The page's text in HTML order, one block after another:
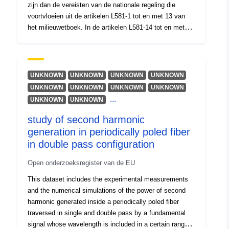
zijn dan de vereisten van de nationale regeling die
voortvloeien uit de artikelen L581-1 tot en met 13 van
het milieuwetboek. In de artikelen L581-14 tot en met
artikel R153-53 11° moet de omtrek van de RLP’s bij het
planningsdocument worden gevoegd.
UNKNOWN UNKNOWN UNKNOWN
UNKNOWN
UNKNOWN
UNKNOWN UNKNOWN
UNKNOWN
UNKNOWN
UNKNOWN ...
study of second harmonic
generation in periodically poled fiber
in double pass configuration
Open onderzoeksregister van de EU
This dataset includes the experimental measurements
and the numerical simulations of the power of second
harmonic generated inside a periodically poled fiber
traversed in single and double pass by a fundamental
signal whose wavelength is included in a certain range